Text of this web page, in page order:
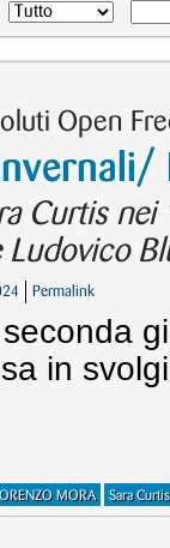
Open
Curtis
Ludovico
Permalink
in
MORA Sara Curtis